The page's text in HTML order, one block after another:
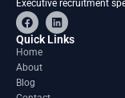
Executive recruitment
F
a
c
e
o
o
k
L
i
n
Quick Links
Home
About
Blog